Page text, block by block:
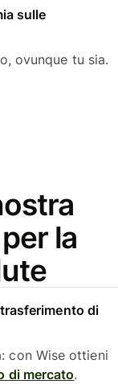
sulle
ovunque tu sia.
la
di
con Wise ottieni
di mercato.